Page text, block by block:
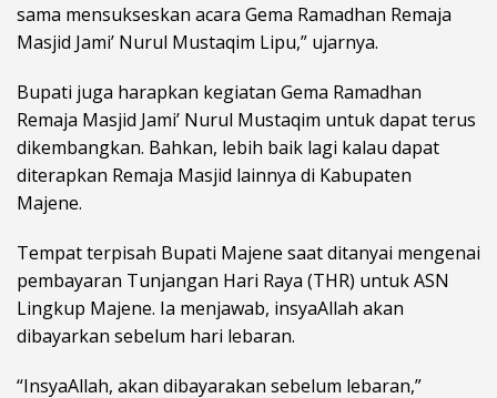
sama mensukseskan acara Gema Ramadhan Remaja
Masjid Jami’ Nurul Mustaqim Lipu,” ujarnya.
Bupati juga harapkan kegiatan Gema Ramadhan
Remaja Masjid Jami’ Nurul Mustaqim untuk dapat terus
dikembangkan. Bahkan, lebih baik lagi kalau dapat
diterapkan Remaja Masjid lainnya di Kabupaten
Majene.
Tempat terpisah Bupati Majene saat ditanyai mengenai
pembayaran Tunjangan Hari Raya (THR) untuk ASN
Lingkup Majene. Ia menjawab, insyaAllah akan
dibayarkan sebelum hari lebaran.
“InsyaAllah, akan dibayarakan sebelum lebaran,”